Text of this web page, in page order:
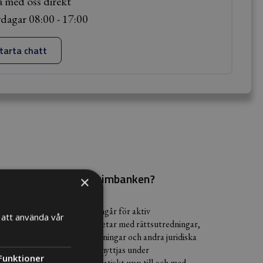
08:00 - 17:00
chatt
Hur fungerar timbanken?
är antalet timmar som ingår för aktiv
Detta är när vi arbetar med rättsutredningar,
av avtal, avtalsgranskningar och andra juridiska
Om hela timbanken inte nyttjas under
×
använda vår